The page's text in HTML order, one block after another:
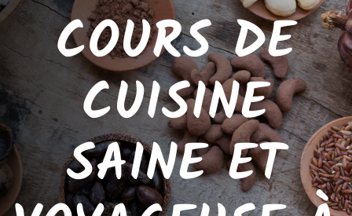
COURS DE
CUISINE
SAINE ET